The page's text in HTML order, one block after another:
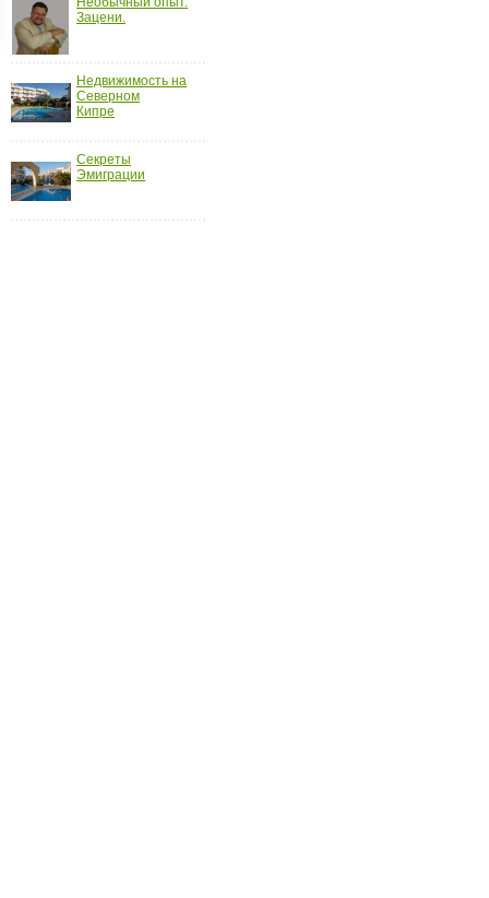
Зацени.
Недвижимость на
Северном
Кипре
Секреты
Эмиграции